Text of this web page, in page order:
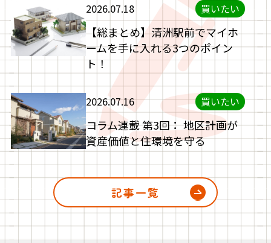
2026.07.18 買いたい
【総まとめ】清洲駅前でマイホ
ームを手に入れる3つのポイン
ト！
2026.07.16 買いたい
コラム連載 第3回： 地区計画が
資産価値と住環境を守る
記事一覧